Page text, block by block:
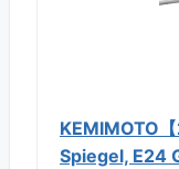
KEMIMOTO
Spiegel, E24